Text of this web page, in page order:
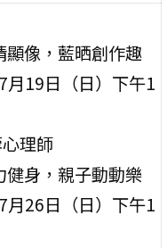
顯像，藍晒創作趣
月19日（日）下午1
理師
健身，親子動動樂
月26日（日）下午1